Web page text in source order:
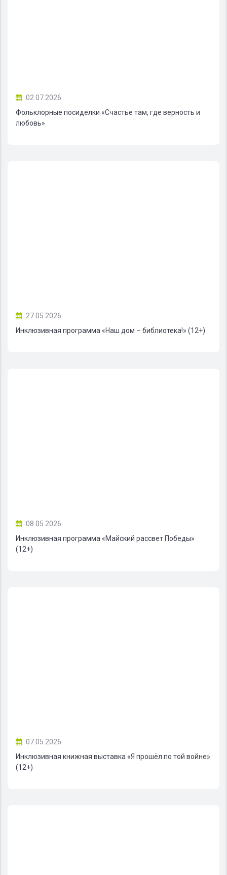
02.07.2026
Фольклорные посиделки «Счастье там, где верность и
любовь»
27.05.2026
Инклюзивная программа «Наш дом – библиотека!» (12+)
08.05.2026
Инклюзивная программа «Майский рассвет Победы»
(12+)
07.05.2026
Инклюзивная книжная выставка «Я прошёл по той войне»
(12+)